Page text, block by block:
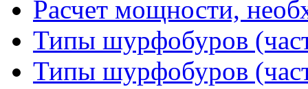
Расчет мощности,
Типы шурфобуров
Типы шурфобуров